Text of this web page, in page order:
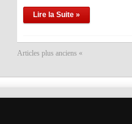
Lire la Suite »
Articles plus anciens «